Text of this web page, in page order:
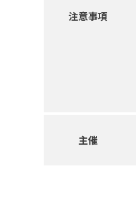
注意事項
主催